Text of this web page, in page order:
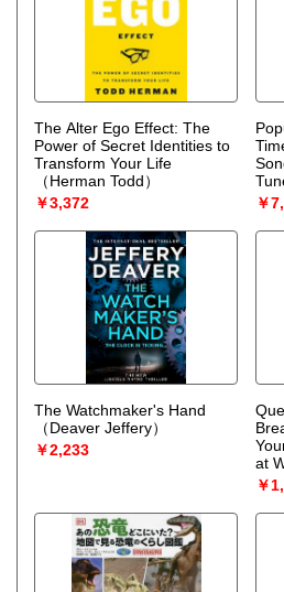
The Alter Ego Effect: The
Power of Secret Identities to
Transform Your Life
（Herman Todd）
￥3,372
（
￥
The Watchmaker's Hand
（Deaver Jeffery）
￥2,233
at
（
￥